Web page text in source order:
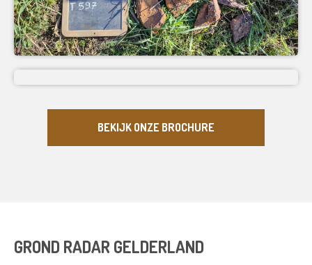
BEKIJK ONZE BROCHURE
GROND RADAR GELDERLAND